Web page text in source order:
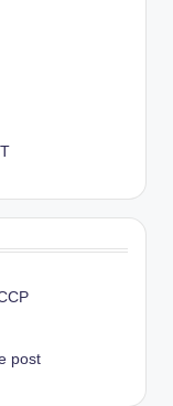
post